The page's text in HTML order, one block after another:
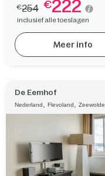
€254 €222
inclusief alle toeslagen
Meer info
De Eemhof
Nederland, Flevoland, Zeewolde